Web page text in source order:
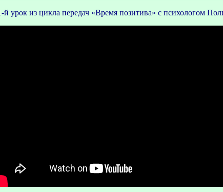
й урок из цикла передач «Время позитива» с психологом